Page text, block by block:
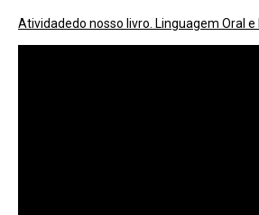
Atividadedo nosso livro. Linguagem Oral e